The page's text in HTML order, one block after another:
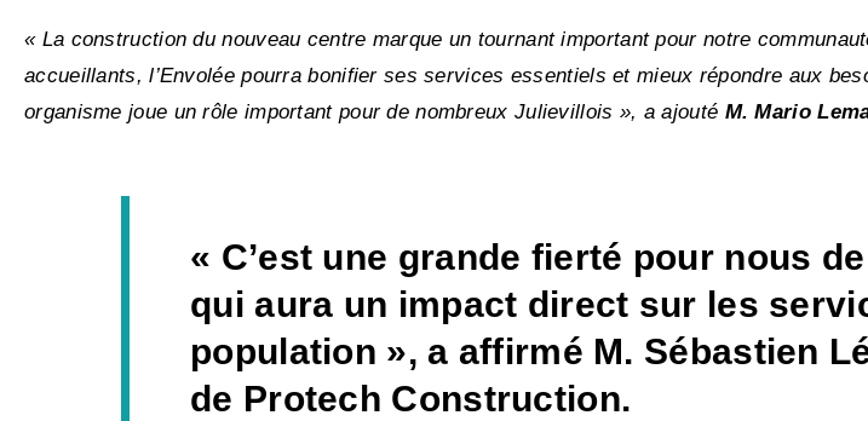
« La construction du nouveau centre marque un tournant important pour notre
accueillants, l’Envolée pourra bonifier ses services essentiels et mieux répondre aux
organisme joue un rôle important pour de nombreux Julievillois », a ajouté M. Mario
« C’est une grande fierté pour nous
qui aura un impact direct sur les
population », a affirmé M. Sébastien
de Protech Construction.